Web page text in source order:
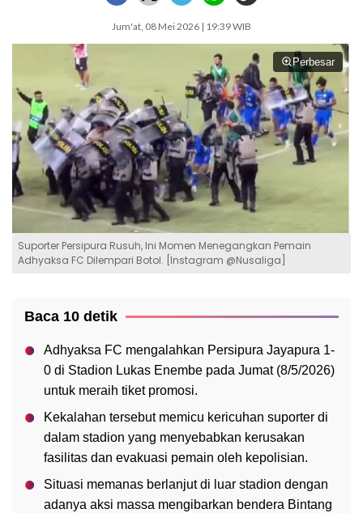
Jum'at, 08 Mei 2026 | 19:39 WIB
Perbesar
Suporter Persipura Rusuh, Ini Momen Menegangkan Pemain
Adhyaksa FC Dilempari Botol. [Instagram @Nusaliga]
Baca 10 detik
Adhyaksa FC mengalahkan Persipura Jayapura 1-
0 di Stadion Lukas Enembe pada Jumat (8/5/2026)
untuk meraih tiket promosi.
Kekalahan tersebut memicu kericuhan suporter di
dalam stadion yang menyebabkan kerusakan
fasilitas dan evakuasi pemain oleh kepolisian.
Situasi memanas berlanjut di luar stadion dengan
adanya aksi massa mengibarkan bendera Bintang